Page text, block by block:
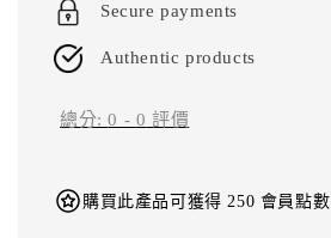
Secure payments
Authentic products
總分:0 - 0 評價
購買此產品可獲得 250 會員點數